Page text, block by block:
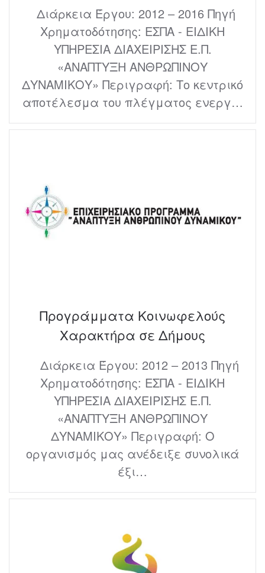
Διάρκεια Έργου: 2012 – 2016 Πηγή
Χρηματοδότησης: ΕΣΠΑ - ΕΙΔΙΚΗ
ΥΠΗΡΕΣΙΑ ΔΙΑΧΕΙΡΙΣΗΣ Ε.Π.
«ΑΝΑΠΤΥΞΗ ΑΝΘΡΩΠΙΝΟΥ
ΔΥΝΑΜΙΚΟΥ» Περιγραφή: Το κεντρικό
αποτέλεσμα του πλέγματος ενεργ…
Προγράμματα Κοινωφελούς
Χαρακτήρα σε Δήμους
Διάρκεια Έργου: 2012 – 2013 Πηγή
Χρηματοδότησης: ΕΣΠΑ - ΕΙΔΙΚΗ
ΥΠΗΡΕΣΙΑ ΔΙΑΧΕΙΡΙΣΗΣ Ε.Π.
«ΑΝΑΠΤΥΞΗ ΑΝΘΡΩΠΙΝΟΥ
ΔΥΝΑΜΙΚΟΥ» Περιγραφή: Ο
οργανισμός μας ανέδειξε συνολικά
έξι…